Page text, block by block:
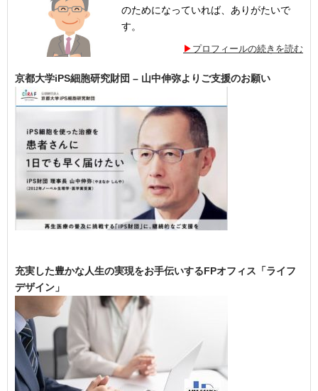
のためになっていれば、ありがたいで
す。
プロフィールの続きを読む
京都大学iPS細胞研究財団 – 山中伸弥よりご支援のお願い
充実した豊かな人生の実現をお手伝いするFPオフィス「ライフ
デザイン」